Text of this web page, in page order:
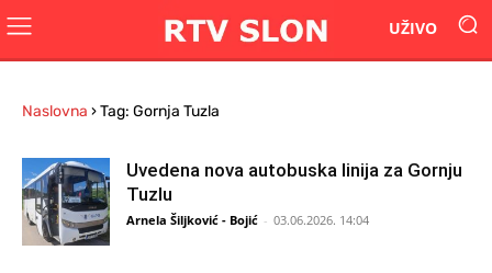
UŽIVO
Naslovna ›Tag: Gornja Tuzla
Uvedena nova autobuska linija za Gornju
Tuzlu
Arnela Šiljković - Bojić - 03.06.2026. 14:04